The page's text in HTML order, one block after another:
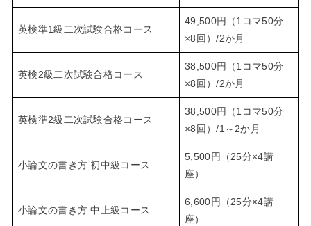
英検準1級二次試験合格コース
49,500円（1コマ50分
×8回）/2か月
英検2級二次試験合格コース
38,500円（1コマ50分
×8回）/2か月
英検準2級二次試験合格コース
38,500円（1コマ50分
×8回）/1～2か月
小論文の書き方 初中級コース
5,500円（25分×4講
座）
小論文の書き方 中上級コース
6,600円（25分×4講
座）